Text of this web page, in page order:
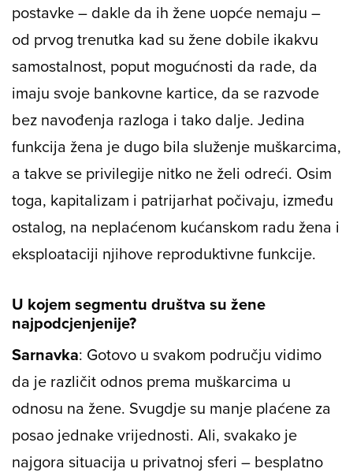
postavke – dakle da ih žene uopće nemaju –
od prvog trenutka kad su žene dobile ikakvu
samostalnost, poput mogućnosti da rade, da
imaju svoje bankovne kartice, da se razvode
bez navođenja razloga i tako dalje. Jedina
funkcija žena je dugo bila služenje muškarcima,
a takve se privilegije nitko ne želi odreći. Osim
toga, kapitalizam i patrijarhat počivaju, između
ostalog, na neplaćenom kućanskom radu žena i
eksploataciji njihove reproduktivne funkcije.
U kojem segmentu društva su žene
najpodcjenjenije?
Sarnavka: Gotovo u svakom području vidimo
da je različit odnos prema muškarcima u
odnosu na žene. Svugdje su manje plaćene za
posao jednake vrijednosti. Ali, svakako je
najgora situacija u privatnoj sferi – besplatno